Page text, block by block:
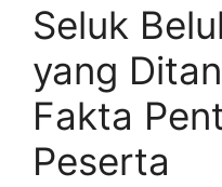
Seluk
yang
Fakta
Peserta